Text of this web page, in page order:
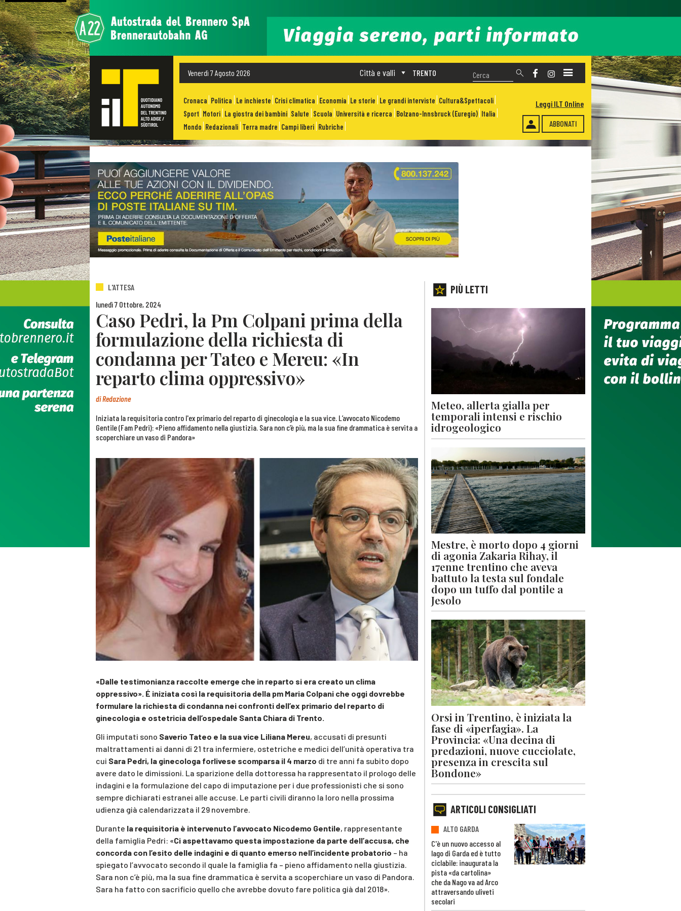
Venerdì 7 Agosto 2026 TRENTO
Città e valli
Cronaca Politica Le inchieste Crisi climatica Economia Le storie Le grandi interviste Cultura&Spettacoli
Sport Motori La giostra dei bambini Salute Scuola Università e ricerca Bolzano-Innsbruck (Euregio) Italia
Mondo Redazionali Terra madre Campi liberi Rubriche ABBONATI
Leggi ILT Online
L'ATTESA
lunedì 7 Ottobre, 2024
Caso Pedri, la Pm Colpani prima della
formulazione della richiesta di
condanna per Tateo e Mereu: «In
reparto clima oppressivo»
diRedazione
Iniziata la requisitoria contro l'ex primario del reparto di ginecologia e la sua vice. L’avvocato Nicodemo
Gentile (Fam Pedri): «Pieno affidamento nella giustizia. Sara non c’è più, ma la sua fine drammatica è servita a
scoperchiare un vaso di Pandora»
«Dalle testimonianza raccolte emerge che in reparto si era creato un clima
oppressivo». É iniziata così la requisitoria della pm Maria Colpani che oggi dovrebbe
formulare la richiesta di condanna nei confronti dell’ex primario del reparto di
ginecologia e ostetricia dell’ospedale Santa Chiara di Trento.
Gli imputati sono Saverio Tateo e la sua vice Liliana Mereu, accusati di presunti
maltrattamenti ai danni di 21 tra infermiere, ostetriche e medici dell’unità operativa tra
cui Sara Pedri, la ginecologa forlivese scomparsa il 4 marzo di tre anni fa subito dopo
avere dato le dimissioni. La sparizione della dottoressa ha rappresentato il prologo delle
indagini e la formulazione del capo di imputazione per i due professionisti che si sono
sempre dichiarati estranei alle accuse. Le parti civili diranno la loro nella prossima
udienza già calendarizzata il 29 novembre.
Durante la requisitoria è intervenuto l’avvocato Nicodemo Gentile, rappresentante
della famiglia Pedri: «Ci aspettavamo questa impostazione da parte dell’accusa, che
concorda con l’esito delle indagini e di quanto emerso nell’incidente probatorio – ha
spiegato l’avvocato secondo il quale la famiglia fa – pieno affidamento nella giustizia.
Sara non c’è più, ma la sua fine drammatica è servita a scoperchiare un vaso di Pandora.
Sara ha fatto con sacrificio quello che avrebbe dovuto fare politica già dal 2018».
PIÙ LETTI
Meteo, allerta gialla per
temporali intensi e rischio
idrogeologico
Mestre, è morto dopo 4 giorni
di agonia Zakaria Rihay, il
17enne trentino che aveva
battuto la testa sul fondale
dopo un tuffo dal pontile a
Jesolo
Orsi in Trentino, è iniziata la
fase di «iperfagia». La
Provincia: «Una decina di
predazioni, nuove cucciolate,
presenza in crescita sul
Bondone»
ARTICOLI CONSIGLIATI
ALTO GARDA
C'è un nuovo accesso al
lago di Garda ed è tutto
ciclabile: inaugurata la
pista «da cartolina»
che da Nago va ad Arco
attraversando uliveti
secolari